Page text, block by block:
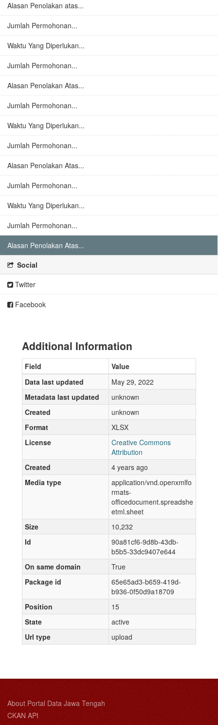
Alasan Penolakan atas...
Jumlah Permohonan...
Waktu Yang Diperlukan...
Jumlah Permohonan...
Alasan Penolakan Atas...
Jumlah Permohonan...
Waktu Yang Diperlukan...
Jumlah Permohonan...
Alasan Penolakan Atas...
Jumlah Permohonan...
Waktu Yang Diperlukan...
Jumlah Permohonan...
Alasan Penolakan Atas...
Social
Twitter
Facebook
Additional Information
Field
Value
Data last updated
May 29, 2022
Metadata last updated
unknown
Created
unknown
Format
XLSX
License
Creative Commons
Attribution
Created
4 years ago
Media type
application/vnd.openxmlfo
rmats-
officedocument.spreadshe
etml.sheet
Size
10,232
Id
90a81cf6-9d8b-43db-
b5b5-33dc9407e644
On same domain
True
Package id
65e65ad3-b659-419d-
b936-0f50d9a18709
Position
15
State
active
Url type
upload
About Portal Data Jawa Tengah
CKAN API